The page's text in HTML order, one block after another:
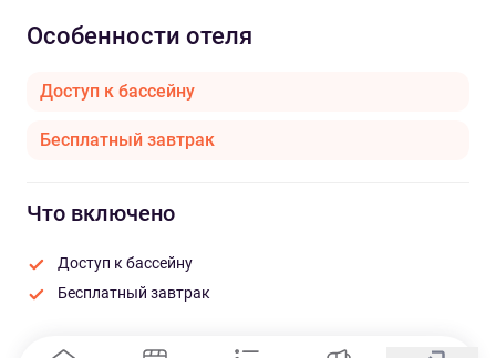
Особенности отеля
Доступ к бассейну
Бесплатный завтрак
Что включено
Доступ к бассейну
Бесплатный завтрак